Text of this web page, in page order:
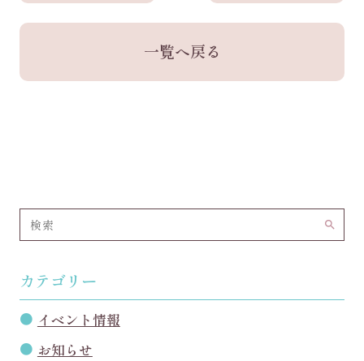
一覧へ戻る
search
カテゴリー
イベント情報
お知らせ